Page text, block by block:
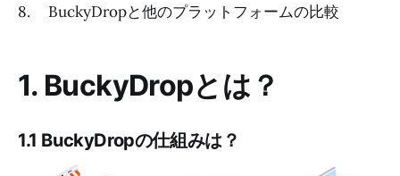
8. BuckyDropと他のプラットフォームの比較
1. BuckyDropとは？
1.1 BuckyDropの仕組みは？